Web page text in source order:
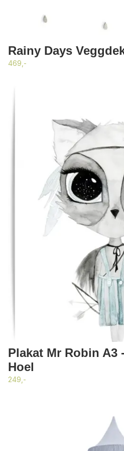
Rainy Days
469,-
Plakat Mr Robin A3
Hoel
249,-